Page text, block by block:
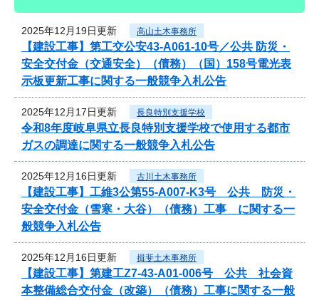
2025年12月19日更新 高山土木事務所
【建設工事】第工交公安43-A061-10号／公共 防災・
安全交付金（交通安全）（債務）（国）158号電光表
示板更新工事に関する一般競争入札公告
2025年12月17日更新 長良特別支援学校
令和8年度岐阜県立長良特別支援学校で使用する都市
ガスの調達に関する一般競争入札公告
2025年12月16日更新 古川土木事務所
【建設工事】工維3公第55-A007-K3号 公共 防災・
安全交付金（雪寒・大谷）（債務）工事 に関する一
般競争入札公告
2025年12月16日更新 揖斐土木事務所
【建設工事】第建工Z7-43-A01-006号 公共 社会資
本整備総合交付金（改築）（債務）工事に関する一般